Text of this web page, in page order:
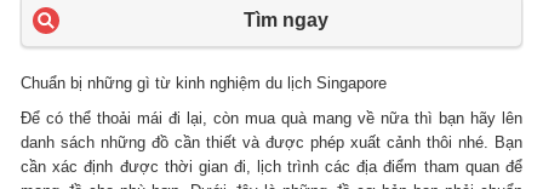
Tìm ngay
Chuẩn bị những gì từ kinh nghiệm du lịch Singapore
Để có thể thoải mái đi lại, còn mua quà mang về nữa thì bạn hãy lên
danh sách những đồ cần thiết và được phép xuất cảnh thôi nhé. Bạn
cần xác định được thời gian đi, lịch trình các địa điểm tham quan để